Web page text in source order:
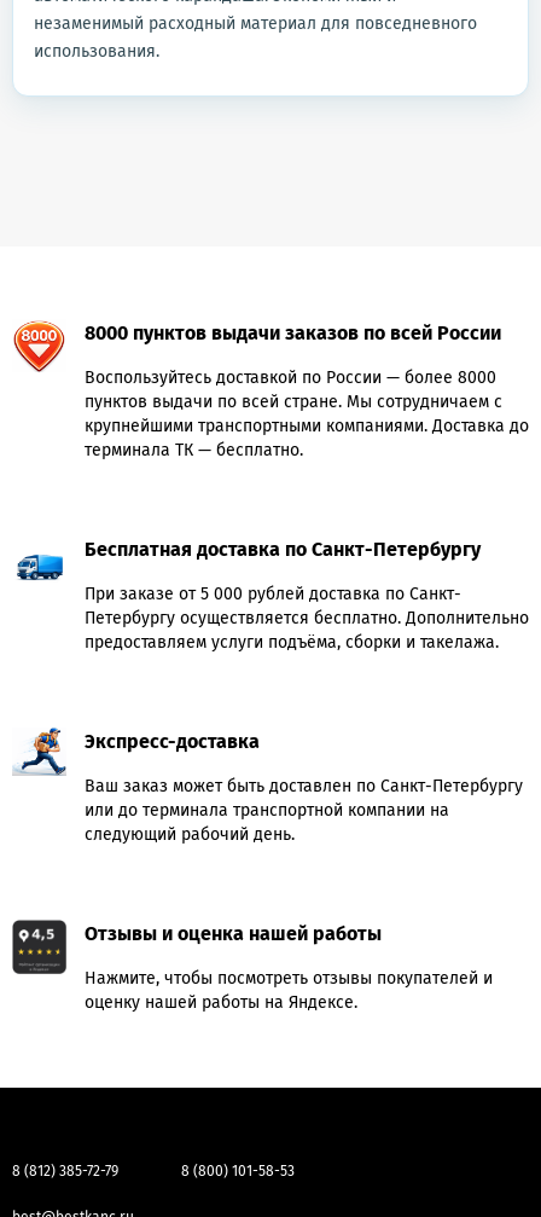
незаменимый расходный материал для повседневного
использования.
8000 пунктов выдачи заказов по всей России
Воспользуйтесь доставкой по России — более 8000
пунктов выдачи по всей стране. Мы сотрудничаем с
крупнейшими транспортными компаниями. Доставка до
терминала ТК — бесплатно.
Бесплатная доставка по Санкт-Петербургу
При заказе от 5 000 рублей доставка по Санкт-
Петербургу осуществляется бесплатно. Дополнительно
предоставляем услуги подъёма, сборки и такелажа.
Экспресс-доставка
Ваш заказ может быть доставлен по Санкт-Петербургу
или до терминала транспортной компании на
следующий рабочий день.
Отзывы и оценка нашей работы
Нажмите, чтобы посмотреть отзывы покупателей и
оценку нашей работы на Яндексе.
8 (812) 385-72-79 8 (800) 101-58-53